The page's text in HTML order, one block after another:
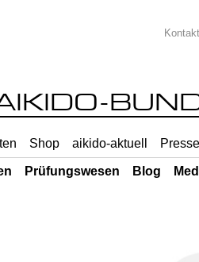
Kontakt
Shop aikido-aktuell Presse
Prüfungswesen Blog